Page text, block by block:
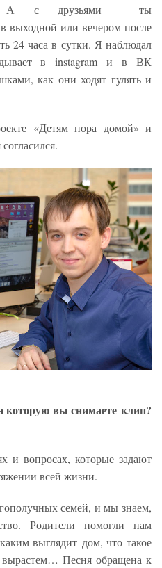
А с друзьями ты
выходной или вечером после
24 часа в сутки. Я наблюдал
в instagram и в ВК
как они ходят гулять и
«Детям пора домой» и
которую вы снимаете клип?
и вопросах, которые задают
всей жизни.
семей, и мы знаем,
Родители помогли нам
выглядит дом, что такое
Песня обращена к